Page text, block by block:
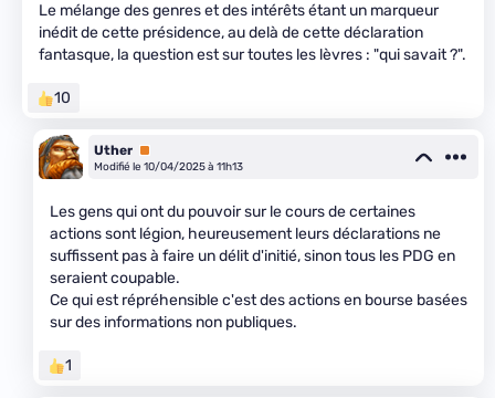
Le mélange des genres et des intérêts étant un marqueur
inédit de cette présidence, au delà de cette déclaration
fantasque, la question est sur toutes les lèvres : "qui savait ?".
10
Uther Premium
Modifié le 10/04/2025 à 11h13
Les gens qui ont du pouvoir sur le cours de certaines
actions sont légion, heureusement leurs déclarations ne
suffissent pas à faire un délit d'initié, sinon tous les PDG en
seraient coupable.
Ce qui est répréhensible c'est des actions en bourse basées
sur des informations non publiques.
1